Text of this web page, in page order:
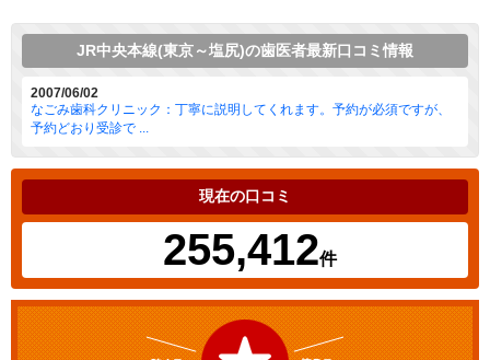
JR中央本線(東京～塩尻)の歯医者最新口コミ情報
2007/06/02
なごみ歯科クリニック：丁寧に説明してくれます。予約が必須ですが、
予約どおり受診で ...
現在の口コミ
255,412件